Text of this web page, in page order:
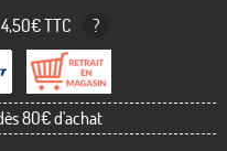
TTC ?
80€ d'achat